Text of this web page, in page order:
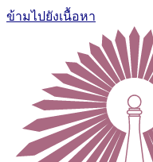
ข้ามไปยังเนื้อหา